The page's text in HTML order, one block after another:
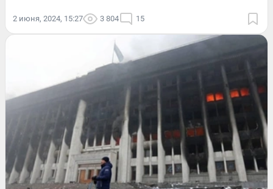
2 июня, 2024, 15:27 3 804 15